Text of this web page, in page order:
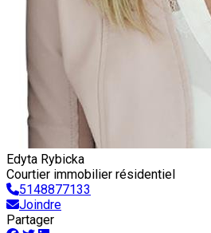
Edyta Rybicka
Courtier immobilier résidentiel
5148877133
Joindre
Partager